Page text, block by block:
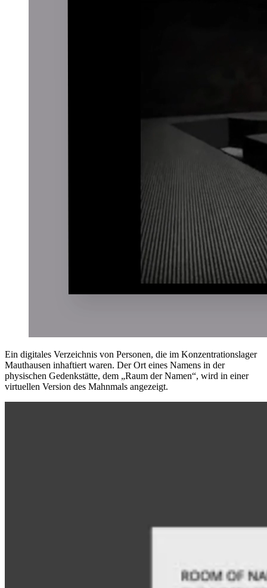
Ein digitales Verzeichnis von Personen, die im Konzentrationslager
Mauthausen inhaftiert waren. Der Ort eines Namens in der
physischen Gedenkstätte, dem „Raum der Namen“, wird in einer
virtuellen Version des Mahnmals angezeigt.